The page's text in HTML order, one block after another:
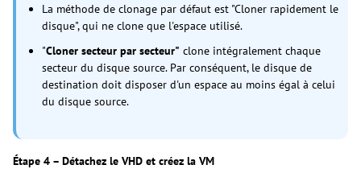
La méthode de clonage par défaut est "Cloner rapidement le
disque", qui ne clone que l'espace utilisé.
"Cloner secteur par secteur" clone intégralement chaque
secteur du disque source. Par conséquent, le disque de
destination doit disposer d'un espace au moins égal à celui
du disque source.
Étape 4 – Détachez le VHD et créez la VM